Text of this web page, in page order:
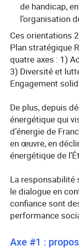
de handicap,
l’organisation
Ces orientations
Plan stratégique
quatre axes : 1)
3) Diversité et
Engagement
De plus, depuis
énergétique qui
d’énergie de
en œuvre, en
énergétique de
La responsabilité
le dialogue en
confiance sont
performance
Axe #1 :